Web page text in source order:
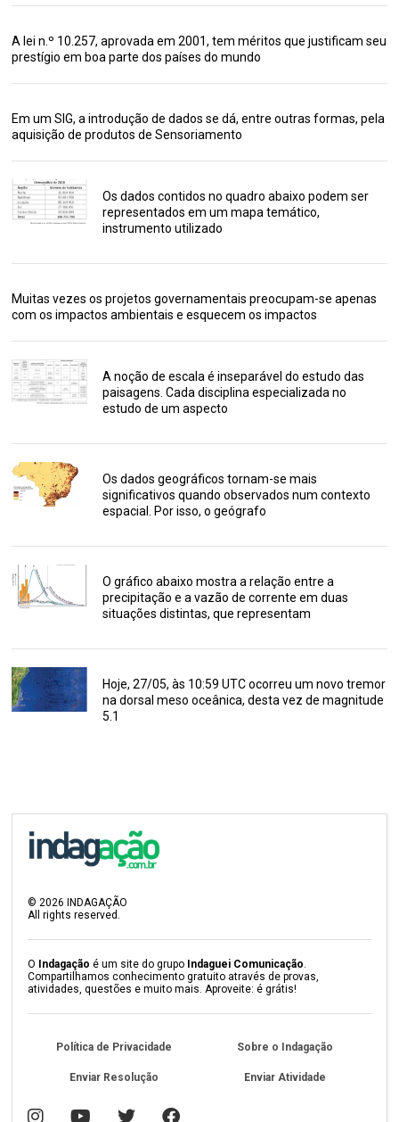
A lei n.º 10.257, aprovada em 2001, tem méritos que justificam seu
prestígio em boa parte dos países do mundo
Em um SIG, a introdução de dados se dá, entre outras formas, pela
aquisição de produtos de Sensoriamento
Os dados contidos no quadro abaixo podem ser
representados em um mapa temático,
instrumento utilizado
Muitas vezes os projetos governamentais preocupam-se apenas
com os impactos ambientais e esquecem os impactos
A noção de escala é inseparável do estudo das
paisagens. Cada disciplina especializada no
estudo de um aspecto
Os dados geográficos tornam-se mais
significativos quando observados num contexto
espacial. Por isso, o geógrafo
O gráfico abaixo mostra a relação entre a
precipitação e a vazão de corrente em duas
situações distintas, que representam
Hoje, 27/05, às 10:59 UTC ocorreu um novo tremor
na dorsal meso oceânica, desta vez de magnitude
5.1
©2026 INDAGAÇÃO
All rights reserved.
O Indagação é um site do grupo Indaguei Comunicação.
Compartilhamos conhecimento gratuito através de provas,
atividades, questões e muito mais. Aproveite: é grátis!
Política de Privacidade Sobre o Indagação
Enviar Resolução Enviar Atividade